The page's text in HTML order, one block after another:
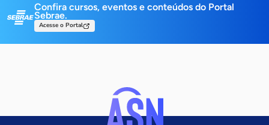
Confira cursos, eventos e conteúdos do Portal
Sebrae.
Acesse o Portal